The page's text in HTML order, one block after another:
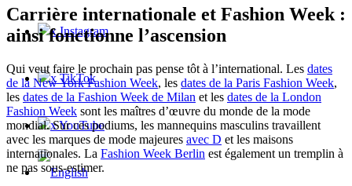
x Instagram
x TikTok
x YouTube
Carrière internationale et Fashion Week :
ainsi fonctionne l’ascension
Qui veut faire le prochain pas pense tôt à l’international. Les dates
de la New York Fashion Week, les dates de la Paris Fashion Week,
les dates de la Fashion Week de Milan et les dates de la London
Fashion Week sont les maîtres d’œuvre du monde de la mode
mondial. Sur ces podiums, les mannequins masculins travaillent
avec les marques de mode majeures avec D et les maisons
internationales. La Fashion Week Berlin est également un tremplin à
ne pas sous-estimer.